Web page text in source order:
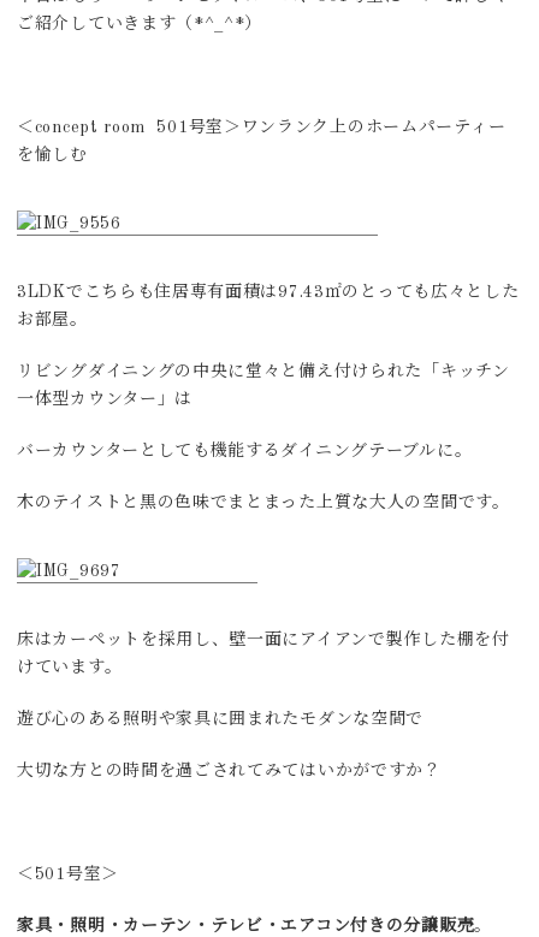
ご紹介していきます（*^_^*）
＜concept room 501号室＞ワンランク上のホームパーティー
を愉しむ
3LDKでこちらも住居専有面積は97.43㎡のとっても広々とした
お部屋。
リビングダイニングの中央に堂々と備え付けられた「キッチン
一体型カウンター」は
バーカウンターとしても機能するダイニングテーブルに。
木のテイストと黒の色味でまとまった上質な大人の空間です。
床はカーペットを採用し、壁一面にアイアンで製作した棚を付
けています。
遊び心のある照明や家具に囲まれたモダンな空間で
大切な方との時間を過ごされてみてはいかがですか？
＜501号室＞
家具・照明・カーテン・テレビ・エアコン付きの分譲販売。